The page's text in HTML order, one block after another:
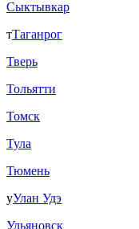
Сыктывкар
тТаганрог
Тверь
Тольятти
Томск
Тула
Тюмень
уУлан Удэ
Ульяновск